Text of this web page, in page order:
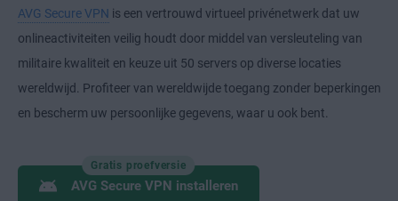
AVG Secure VPN is een vertrouwd virtueel privénetwerk dat uw
onlineactiviteiten veilig houdt door middel van versleuteling van
militaire kwaliteit en keuze uit 50 servers op diverse locaties
wereldwijd. Profiteer van wereldwijde toegang zonder beperkingen
en bescherm uw persoonlijke gegevens, waar u ook bent.
Gratis proefversie
AVG Secure VPN installeren